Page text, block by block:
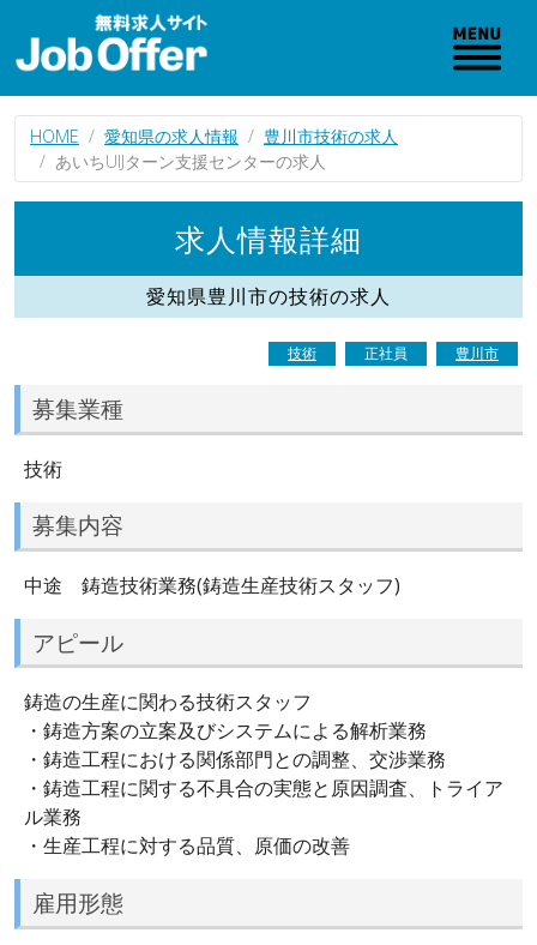
HOME 愛知県の求人情報
豊川市技術の求人
あいちUIJターン支援センターの求人
求人情報詳細
愛知県豊川市の技術の求人
技術 正社員 豊川市
募集業種
技術
募集内容
中途 鋳造技術業務(鋳造生産技術スタッフ)
アピール
鋳造の生産に関わる技術スタッフ
・鋳造方案の立案及びシステムによる解析業務
・鋳造工程における関係部門との調整、交渉業務
・鋳造工程に関する不具合の実態と原因調査、トライア
ル業務
・生産工程に対する品質、原価の改善
雇用形態